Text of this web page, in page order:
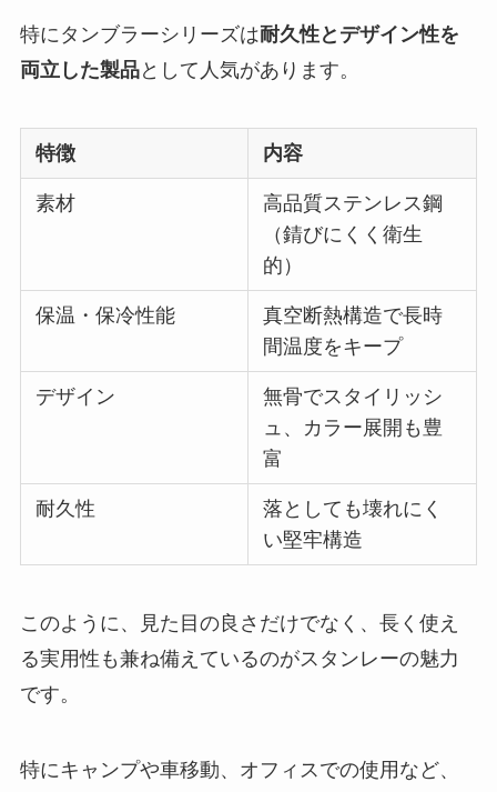
特にタンブラーシリーズは耐久性とデザイン性を
両立した製品として人気があります。
特徴 内容
素材
高品質ステンレス鋼
（錆びにくく衛生
的）
保温・保冷性能
真空断熱構造で長時
間温度をキープ
デザイン
無骨でスタイリッシ
ュ、カラー展開も豊
富
耐久性
落としても壊れにく
い堅牢構造
このように、見た目の良さだけでなく、長く使え
る実用性も兼ね備えているのがスタンレーの魅力
です。
特にキャンプや車移動、オフィスでの使用など、